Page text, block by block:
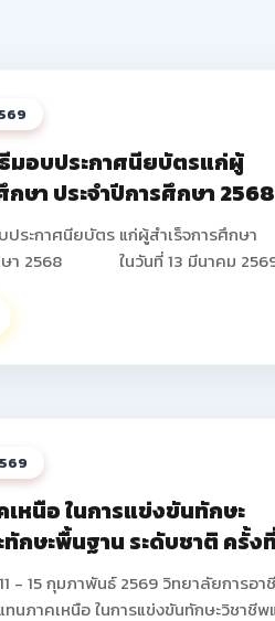
มอบประกาศนียบัตรแก่ผู้
กษา ประจำปีการศึกษา 2568
ระกาศนียบัตร แก่ผู้สำเร็จการศึกษา
13 มีนาคม 2569
แก่ผู้สำเร็จการศึกษา ประจำปีการศึกษา
น นักศึกษาที่เข้าร่วมกิจกรรมในครั้งนี้
คน โดยมีนายปัญญา ช่างงาน ผู้อำน
ได้ร่วมบันทึกภาพกับนักเรียน นักศึกษา
จกรรมเพิ่ม
drive.google.com/drive/folders/
เติม
หนือ ในการแข่งขันทักษะ
กษะพื้นฐาน ระดับชาติ ครั้ง
ารศึกษา 2568
- 15 กุมภาพันธ์ 2569 วิทยาลัยการอา
ทนภาคเหนือ ในการแข่งขันทักษะวิชาชีพ